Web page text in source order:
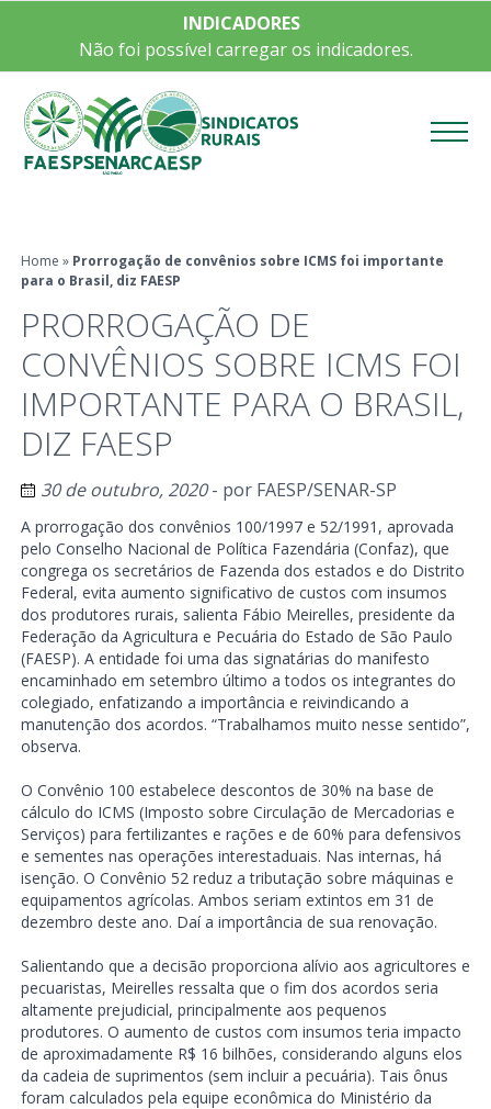
INDICADORES
Não foi possível carregar os indicadores.
Home » Prorrogação de convênios sobre ICMS foi importante
para o Brasil, diz FAESP
PRORROGAÇÃO DE
CONVÊNIOS SOBRE ICMS FOI
IMPORTANTE PARA O BRASIL,
DIZ FAESP
30 de outubro, 2020- por FAESP/SENAR-SP
A prorrogação dos convênios 100/1997 e 52/1991, aprovada
pelo Conselho Nacional de Política Fazendária (Confaz), que
congrega os secretários de Fazenda dos estados e do Distrito
Federal, evita aumento significativo de custos com insumos
dos produtores rurais, salienta Fábio Meirelles, presidente da
Federação da Agricultura e Pecuária do Estado de São Paulo
(FAESP). A entidade foi uma das signatárias do manifesto
encaminhado em setembro último a todos os integrantes do
colegiado, enfatizando a importância e reivindicando a
manutenção dos acordos. “Trabalhamos muito nesse sentido”,
observa.
O Convênio 100 estabelece descontos de 30% na base de
cálculo do ICMS (Imposto sobre Circulação de Mercadorias e
Serviços) para fertilizantes e rações e de 60% para defensivos
e sementes nas operações interestaduais. Nas internas, há
isenção. O Convênio 52 reduz a tributação sobre máquinas e
equipamentos agrícolas. Ambos seriam extintos em 31 de
dezembro deste ano. Daí a importância de sua renovação.
Salientando que a decisão proporciona alívio aos agricultores e
pecuaristas, Meirelles ressalta que o fim dos acordos seria
altamente prejudicial, principalmente aos pequenos
produtores. O aumento de custos com insumos teria impacto
de aproximadamente R$ 16 bilhões, considerando alguns elos
da cadeia de suprimentos (sem incluir a pecuária). Tais ônus
foram calculados pela equipe econômica do Ministério da